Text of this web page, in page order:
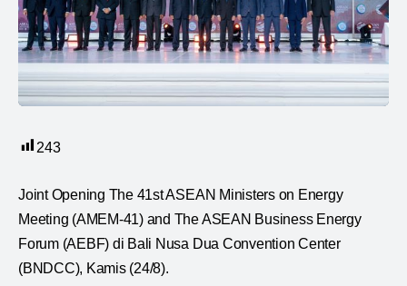
243
Joint Opening The 41st ASEAN Ministers on Energy
Meeting (AMEM-41) and The ASEAN Business Energy
Forum (AEBF) di Bali Nusa Dua Convention Center
(BNDCC), Kamis (24/8).